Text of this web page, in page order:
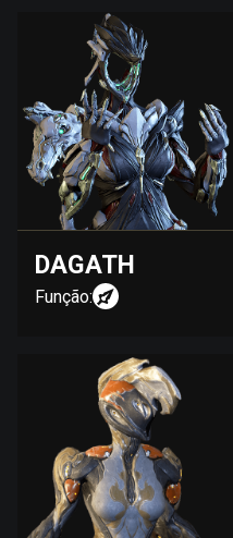
DAGATH
Função: